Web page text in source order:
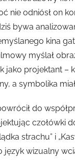
nie odniósł on
bywa
kina
myślał
jako projektant –
a symbolika
do
czołówki
strachu” i
język wizualny